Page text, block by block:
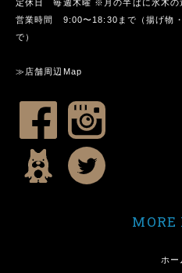
定休日 毎週木曜 ※月の半ばに水木の
営業時間 9:00〜18:30まで（揚げ物
で）
≫店舗周辺Map
MORE
ホー